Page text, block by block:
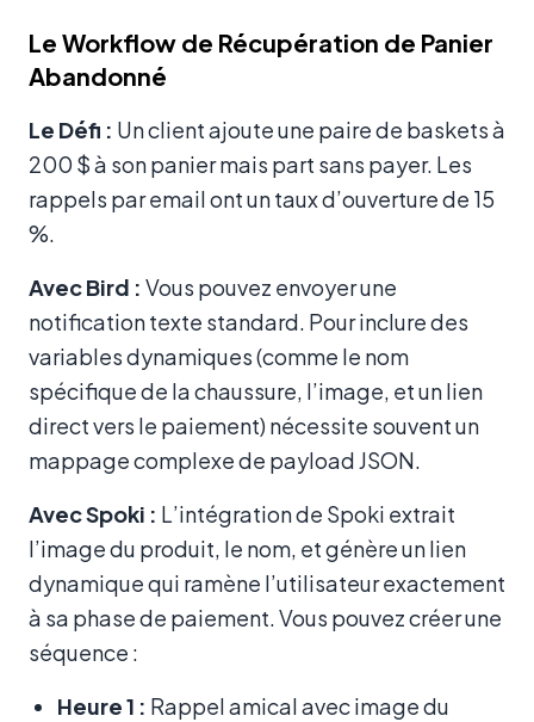
Le Workflow de Récupération de Panier
Abandonné
Le Défi : Un client ajoute une paire de baskets à
200 $ à son panier mais part sans payer. Les
rappels par email ont un taux d’ouverture de 15
%.
Avec Bird : Vous pouvez envoyer une
notification texte standard. Pour inclure des
variables dynamiques (comme le nom
spécifique de la chaussure, l’image, et un lien
direct vers le paiement) nécessite souvent un
mappage complexe de payload JSON.
Avec Spoki : L’intégration de Spoki extrait
l’image du produit, le nom, et génère un lien
dynamique qui ramène l’utilisateur exactement
à sa phase de paiement. Vous pouvez créer une
séquence :
Heure 1 : Rappel amical avec image du